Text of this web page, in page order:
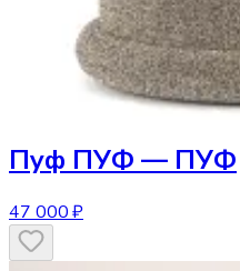
Пуф ПУФ — ПУФ
47 000 ₽